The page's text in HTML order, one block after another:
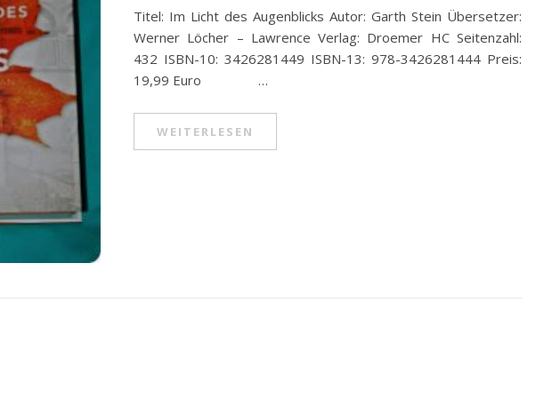
Titel: Im Licht des Augenblicks Autor: Garth Stein Übersetzer:
Werner Löcher – Lawrence Verlag: Droemer HC Seitenzahl:
432 ISBN-10: 3426281449 ISBN-13: 978-3426281444 Preis:
19,99 Euro …
WEITERLESEN